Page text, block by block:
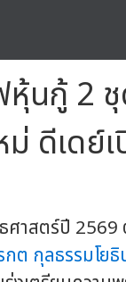
หุ้นกู้
ดีเดย์
ศาสตร์ปี
กต กุลธรรมโยธิ